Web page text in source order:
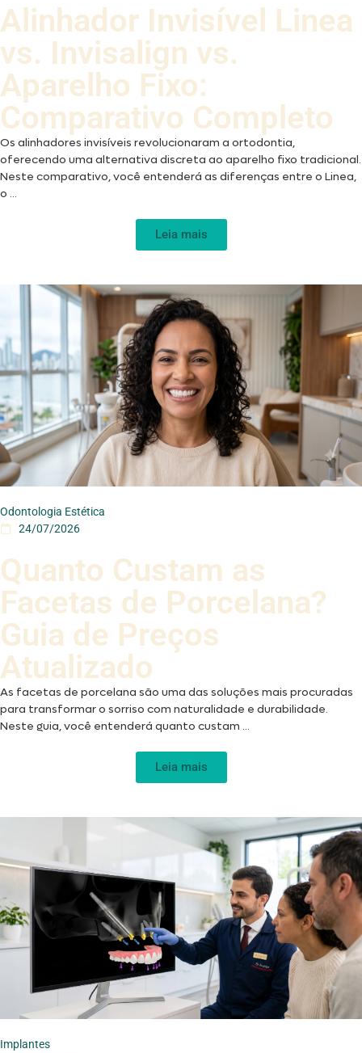
Alinhador Invisível Linea
vs. Invisalign vs.
Aparelho Fixo:
Comparativo Completo
Os alinhadores invisíveis revolucionaram a ortodontia,
oferecendo uma alternativa discreta ao aparelho fixo tradicional.
Neste comparativo, você entenderá as diferenças entre o Linea,
o ...
Leia mais
Odontologia Estética
24/07/2026
Quanto Custam as
Facetas de Porcelana?
Guia de Preços
Atualizado
As facetas de porcelana são uma das soluções mais procuradas
para transformar o sorriso com naturalidade e durabilidade.
Neste guia, você entenderá quanto custam ...
Leia mais
Implantes